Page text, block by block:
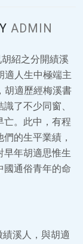
ADMIN
紹之分開績溪
適人生中極端主
胡適歷經梅溪書
了不少同窗、
亡。此中，有程
的生平業績，
早年胡適思惟生
國通俗青年的命
溪人，與胡適